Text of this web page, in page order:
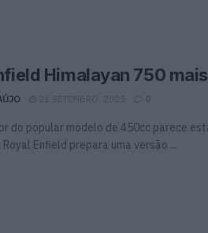
Himalayan 750
21 SETEMBRO, 2025 0
do popular modelo de 450cc parece
Enfield prepara uma versão ...